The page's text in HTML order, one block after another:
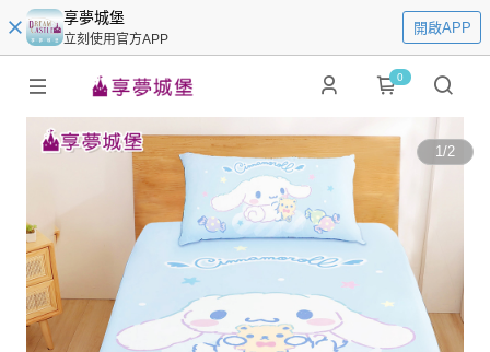
享夢城堡
立刻使用官方APP
開啟APP
0
1/2